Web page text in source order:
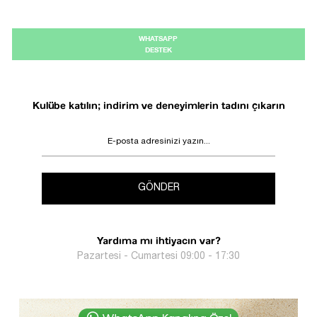
WHATSAPP
DESTEK
Kulübe katılın; indirim ve deneyimlerin tadını çıkarın
GÖNDER
Yardıma mı ihtiyacın var?
Pazartesi - Cumartesi 09:00 - 17:30